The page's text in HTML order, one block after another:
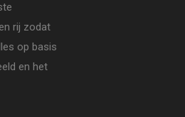
rij zodat
op basis
en het